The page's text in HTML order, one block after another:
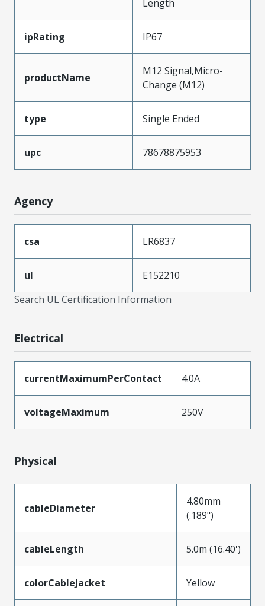
Length
ipRating IP67
productName
M12 Signal,Micro-
Change (M12)
type Single Ended
upc 78678875953
Agency
csa LR6837
ul
E152210
Search UL Certification Information
Electrical
currentMaximumPerContact 4.0A
voltageMaximum 250V
Physical
cableDiameter
4.80mm
(.189")
cableLength 5.0m (16.40')
colorCableJacket Yellow